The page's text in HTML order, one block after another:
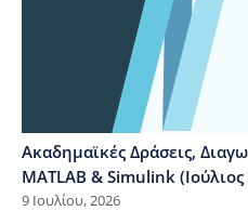
Ακαδημαϊκές Δράσεις,
MATLAB & Simulink
9 Ιουλίου, 2026